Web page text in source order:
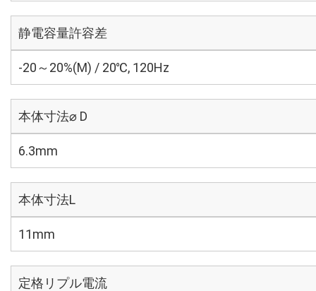
静電容量許容差
-20～20%(M) / 20℃, 120Hz
本体寸法⌀ D
6.3mm
本体寸法L
11mm
定格リプル電流